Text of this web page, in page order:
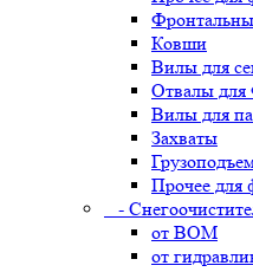
Ковши
Вилы для
Отвалы для
Вилы для
Захваты
Прочее для
-
от ВОМ
от